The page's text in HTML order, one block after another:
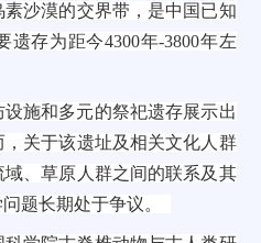
沙漠的交界带，是中国已知
存为距今4300年-3800年左
施和多元的祭祀遗存展示出
关于该遗址及相关文化人群
、草原人群之间的联系及其
题长期处于争议。